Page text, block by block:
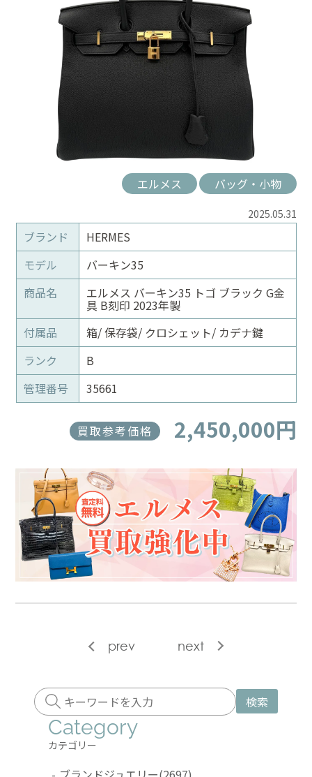
エルメス バッグ・小物
2025.05.31
ブランド
HERMES
モデル
バーキン35
商品名
エルメス バーキン35 トゴ ブラック G金
具 B刻印 2023年製
付属品
箱/ 保存袋/ クロシェット/ カデナ鍵
ランク
B
管理番号
35661
買取参考価格 2,450,000円
prev next
検索
Category
カテゴリー